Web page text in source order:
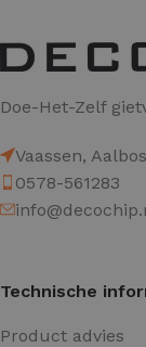
Doe-Het-Zelf
Vaassen,
0578-561283
Technische
Product advies